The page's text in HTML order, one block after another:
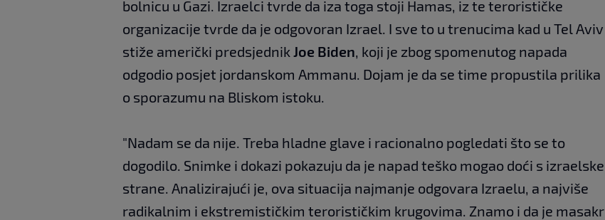
bolnicu u Gazi. Izraelci tvrde da iza toga stoji Hamas, iz te terorističke
organizacije tvrde da je odgovoran Izrael. I sve to u trenucima kad u Tel Aviv
stiže američki predsjednik Joe Biden, koji je zbog spomenutog napada
odgodio posjet jordanskom Ammanu. Dojam je da se time propustila prilika
o sporazumu na Bliskom istoku.
"Nadam se da nije. Treba hladne glave i racionalno pogledati što se to
dogodilo. Snimke i dokazi pokazuju da je napad teško mogao doći s izraelske
strane. Analizirajući je, ova situacija najmanje odgovara Izraelu, a najviše
radikalnim i ekstremističkim terorističkim krugovima. Znamo i da je masakr